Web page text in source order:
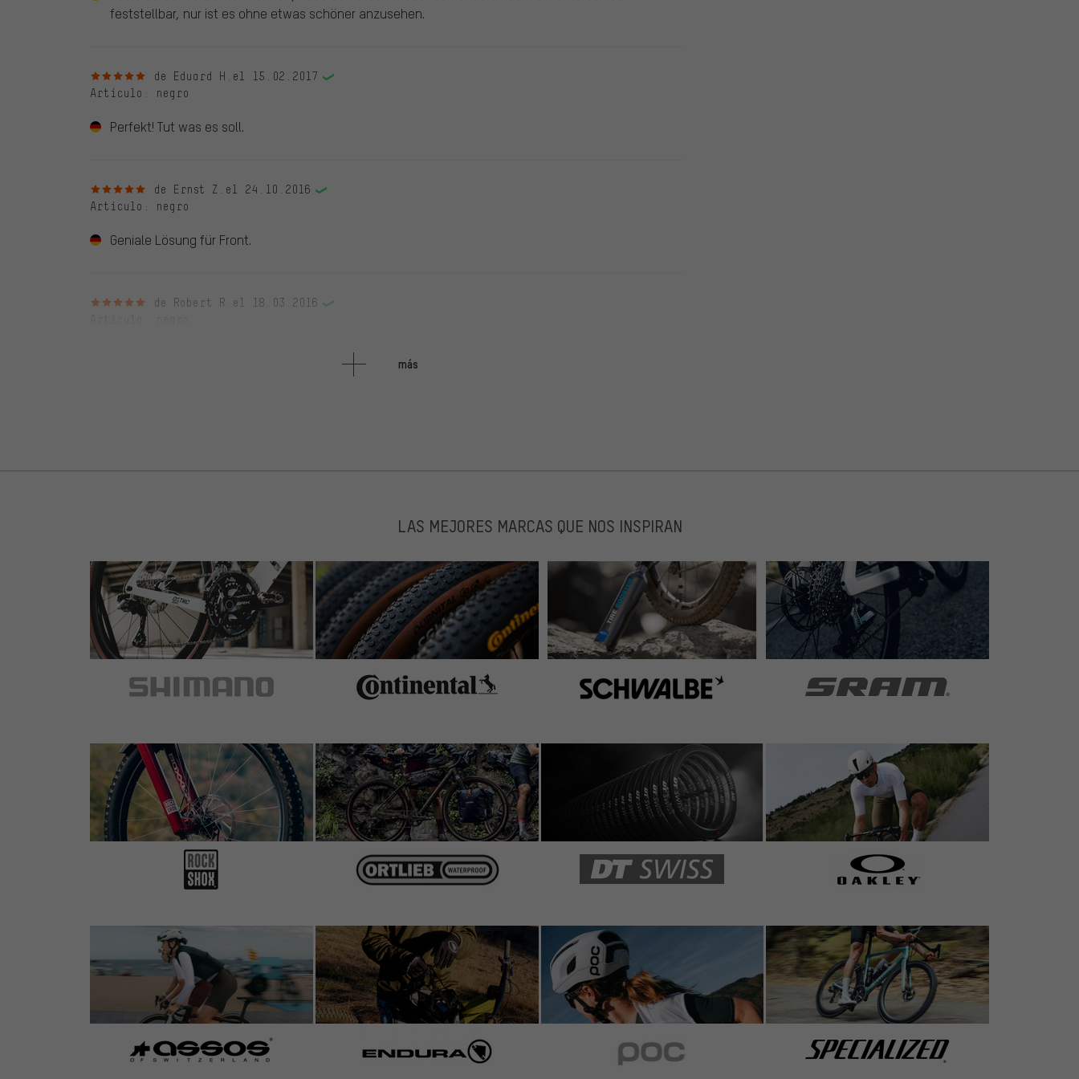
feststellbar, nur ist es ohne etwas schöner anzusehen.
5 de 5 estrellasde Eduard H. el 15.02.2017
Artículo : negro
Perfekt! Tut was es soll.
5 de 5 estrellas
de Ernst Z. el 24.10.2016
Artículo : negro
Geniale Lösung für Front.
5 de 5 estrellasde Robert R. el 18.03.2016
Funktioniert einwandfrei!
Works well . Recommend to use with Mud Guard Schutzblech
más
LAS MEJORES MARCAS QUE NOS INSPIRAN